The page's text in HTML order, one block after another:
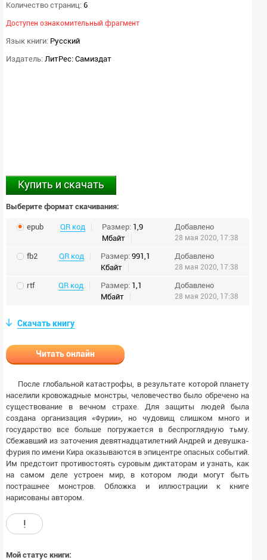
Количество страниц: 6
Доступен ознакомительный фрагмент
Язык книги: Русский
Издатель: ЛитРес: Самиздат
Купить и скачать
Выберите формат скачивания:
epub QR код Размер: 1,9
Мбайт
Добавлено
28 мая 2020, 17:38
fb2 QR код Размер: 991,1
Кбайт
Добавлено
28 мая 2020, 17:38
rtf QR код Размер: 1,1
Мбайт
Добавлено
28 мая 2020, 17:38
Скачать книгу
Читать онлайн
После глобальной катастрофы, в результате которой планету
населили кровожадные монстры, человечество было обречено на
существование в вечном страхе. Для защиты людей была
создана организация «Фурии», но чудовищ слишком много и
государство все больше погружается в беспроглядную тьму.
Сбежавший из заточения девятнадцатилетний Андрей и девушка-
фурия по имени Кира оказываются в эпицентре опасных событий.
Им предстоит противостоять суровым диктаторам и узнать, как
на самом деле устроен мир, в котором люди могут быть
пострашнее монстров. Обложка и иллюстрации к книге
нарисованы автором.
!
Мой статус книги: